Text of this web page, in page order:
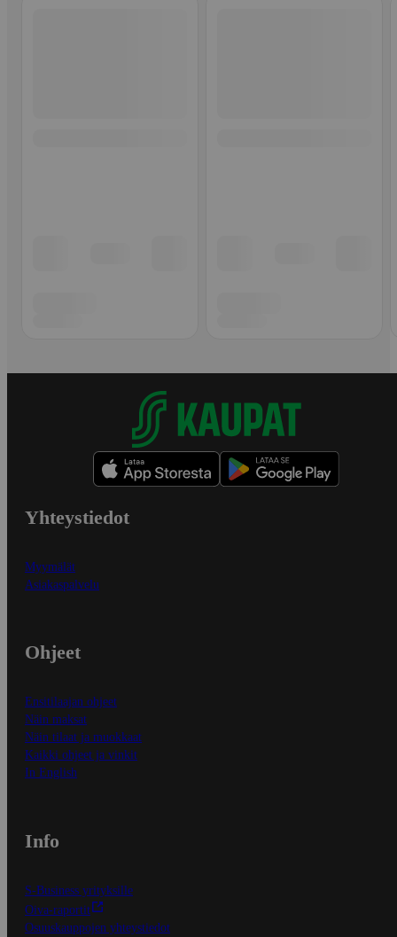
Yhteystiedot
Myymälät
Asiakaspalvelu
Ohjeet
Ensitilaajan ohjeet
Näin maksat
Näin tilaat ja muokkaat
Kaikki ohjeet ja vinkit
In English
Info
S-Business yrityksille
Oiva-raportit
Osuuskauppojen yhteystiedot